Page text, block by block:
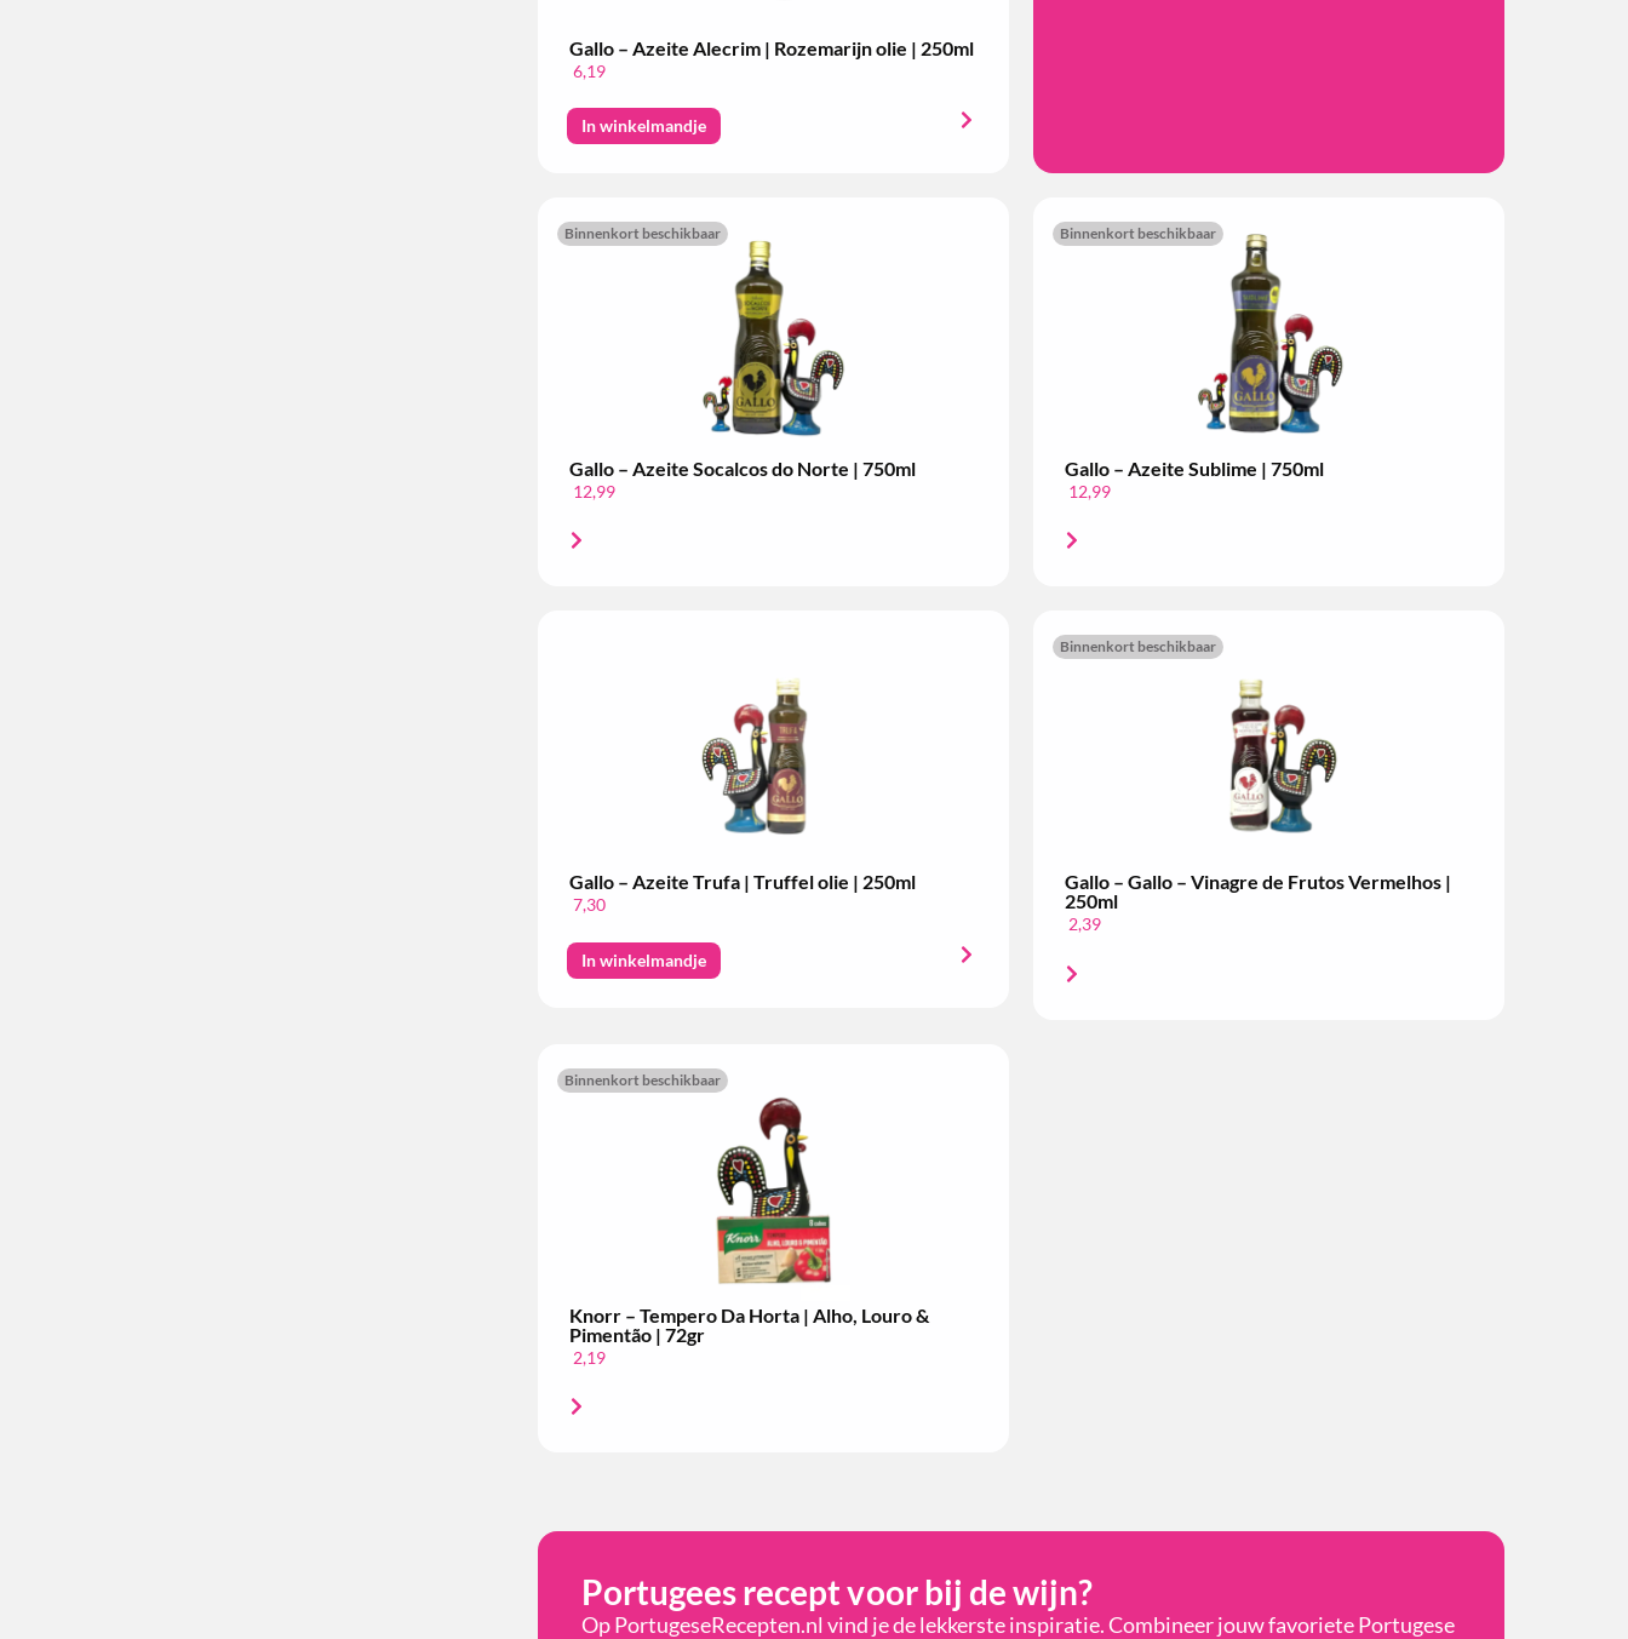
Gallo – Azeite Alecrim | Rozemarijn olie | 250ml
6,19
In winkelmandje
Binnenkort beschikbaar
Gallo – Azeite Socalcos do Norte | 750ml
12,99
Binnenkort beschikbaar
Gallo – Azeite Sublime | 750ml
12,99
Gallo – Azeite Trufa | Truffel olie | 250ml
7,30
In winkelmandje
Binnenkort beschikbaar
Gallo – Gallo – Vinagre de Frutos Vermelhos |
250ml
2,39
Binnenkort beschikbaar
Knorr – Tempero Da Horta | Alho, Louro &
Pimentão | 72gr
2,19
Portugees recept voor bij de wijn?
Op PortugeseRecepten.nl vind je de lekkerste inspiratie. Combineer jouw favoriete Portugese